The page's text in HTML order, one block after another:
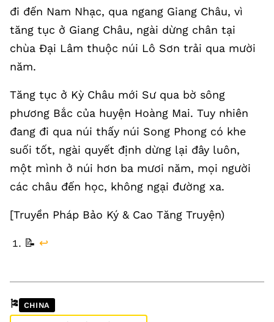
đi đến Nam Nhạc, qua ngang Giang Châu, vì
tăng tục ở Giang Châu, ngài dừng chân tại
chùa Đại Lâm thuộc núi Lô Sơn trải qua mười
năm.
Tăng tục ở Kỳ Châu mới Sư qua bờ sông
phương Bắc của huyện Hoàng Mai. Tuy nhiên
đang đi qua núi thấy núi Song Phong có khe
suối tốt, ngài quyết định dừng lại đây luôn,
một mình ở núi hơn ba mươi năm, mọi người
các châu đến học, không ngại đường xa.
[Truyền Pháp Bảo Ký & Cao Tăng Truyện)
FOOTNOTES
📝 ↩
🎏 CHINA